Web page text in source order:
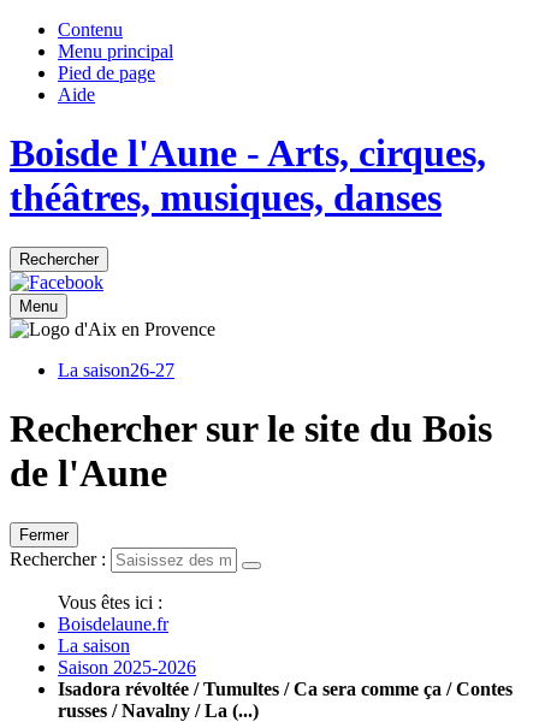
Contenu
Menu principal
Pied de page
Aide
Boisde l'Aune - Arts, cirques,
théâtres, musiques, danses
Rechercher
Menu
La saison26-27
Rechercher sur le site du Bois
de l'Aune
Fermer
Rechercher :
Vous êtes ici :
Boisdelaune.fr
La saison
Saison 2025-2026
Isadora révoltée / Tumultes / Ca sera comme ça / Contes
russes / Navalny / La (...)